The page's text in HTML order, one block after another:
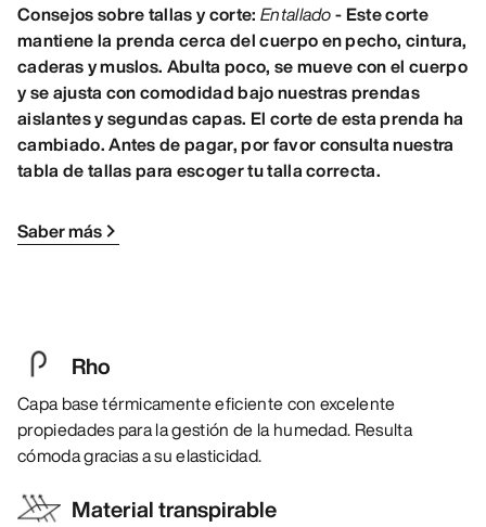
Consejos sobre tallas y corte: Entallado- Este corte
mantiene la prenda cerca del cuerpo en pecho, cintura,
caderas y muslos. Abulta poco, se mueve con el cuerpo
y se ajusta con comodidad bajo nuestras prendas
aislantes y segundas capas. El corte de esta prenda ha
cambiado. Antes de pagar, por favor consulta nuestra
tabla de tallas para escoger tu talla correcta.
Saber más
Rho
Capa base térmicamente eficiente con excelente
propiedades para la gestión de la humedad. Resulta
cómoda gracias a su elasticidad.
Material transpirable